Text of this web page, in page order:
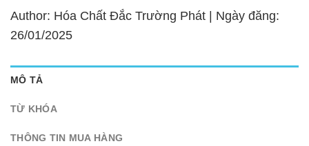
Author: Hóa Chất Đắc Trường Phát | Ngày đăng:
26/01/2025
MÔ TẢ
TỪ KHÓA
THÔNG TIN MUA HÀNG